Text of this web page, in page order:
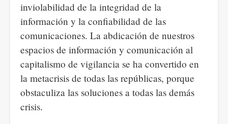
inviolabilidad de la integridad de la
información y la confiabilidad de las
comunicaciones. La abdicación de nuestros
espacios de información y comunicación al
capitalismo de vigilancia se ha convertido en
la metacrisis de todas las repúblicas, porque
obstaculiza las soluciones a todas las demás
crisis.